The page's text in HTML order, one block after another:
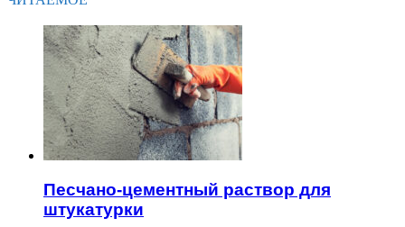
Песчано-цементный раствор для
штукатурки